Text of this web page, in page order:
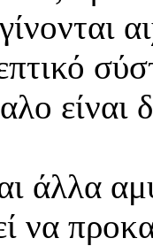
είναι
άλλα
να